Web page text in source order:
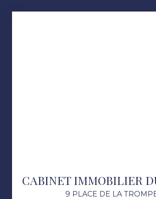
9 PLACE DE LA